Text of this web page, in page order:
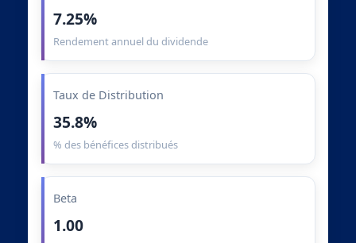
7.25%
Rendement annuel du dividende
Taux de Distribution
35.8%
% des bénéfices distribués
Beta
1.00